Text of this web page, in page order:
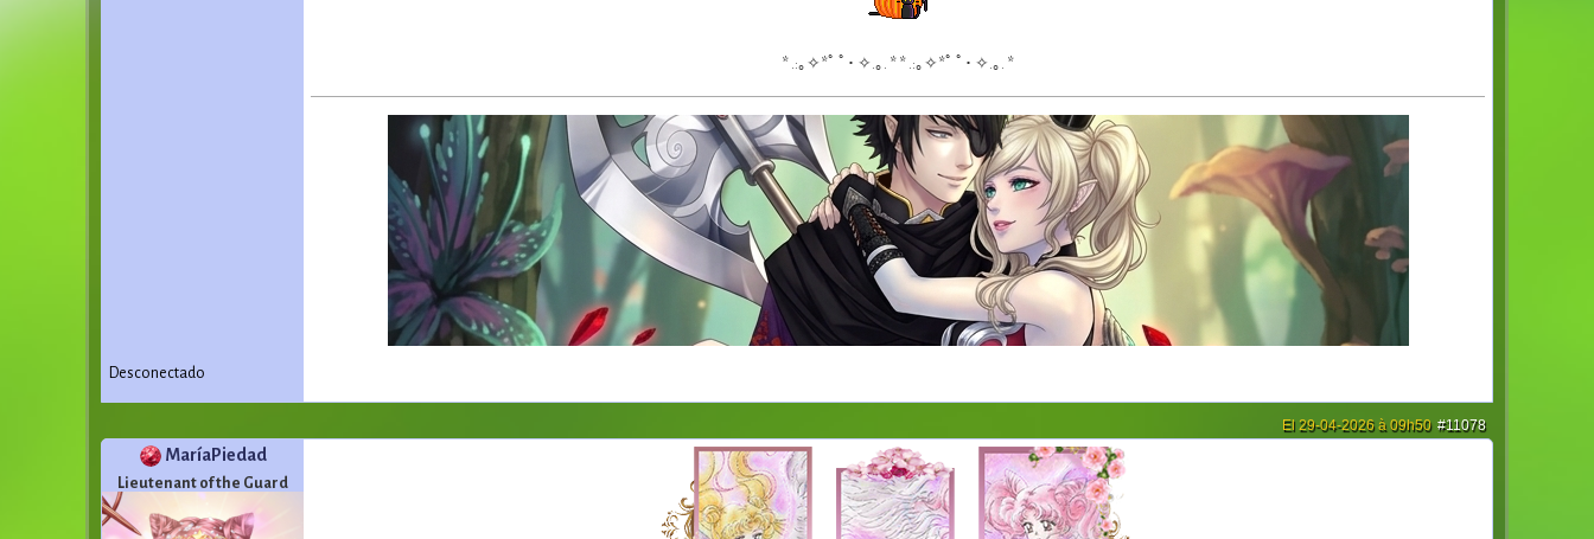
* .:｡✧*ﾟ ﾟ･ ✧.｡. * * .:｡✧*ﾟ ﾟ･ ✧.｡. *
Desconectado
#11078
El 29-04-2026 à 09h50
MaríaPiedad
Lieutenant of the Guard